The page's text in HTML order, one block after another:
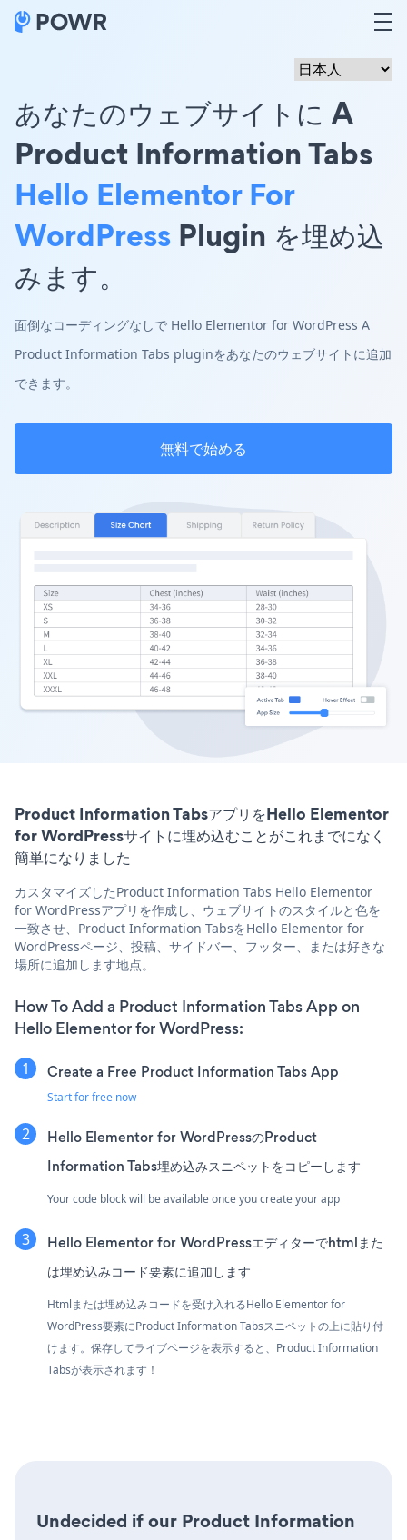
あなたのウェブサイトに A
Product Information Tabs
Hello Elementor For
WordPress Plugin を埋め込
みます。
面倒なコーディングなしで Hello Elementor for WordPress A
Product Information Tabs pluginをあなたのウェブサイトに追加
できます。
無料で始める
Product Information TabsアプリをHello Elementor
for WordPressサイトに埋め込むことがこれまでになく
簡単になりました
カスタマイズしたProduct Information Tabs Hello Elementor
for WordPressアプリを作成し、ウェブサイトのスタイルと色を
一致させ、Product Information TabsをHello Elementor for
WordPressページ、投稿、サイドバー、フッター、または好きな
場所に追加します地点。
How To Add a Product Information Tabs App on
Hello Elementor for WordPress:
Create a Free Product Information Tabs App
Start for free now
Hello Elementor for WordPressのProduct
Information Tabs埋め込みスニペットをコピーします
Your code block will be available once you create your app
Hello Elementor for WordPressエディターでhtmlまた
は埋め込みコード要素に追加します
Htmlまたは埋め込みコードを受け入れるHello Elementor for
WordPress要素にProduct Information Tabsスニペットの上に貼り付
けます。保存してライブページを表示すると、Product Information
Tabsが表示されます！
Undecided if our Product Information